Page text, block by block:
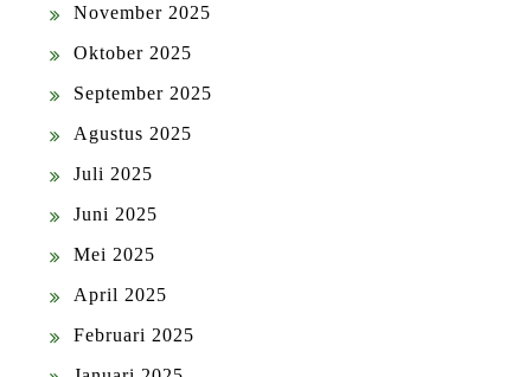
November 2025
Oktober 2025
September 2025
Agustus 2025
Juli 2025
Juni 2025
Mei 2025
April 2025
Februari 2025